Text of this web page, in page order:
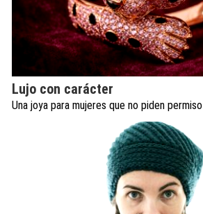
Lujo con carácter
Una joya para mujeres que no piden permiso